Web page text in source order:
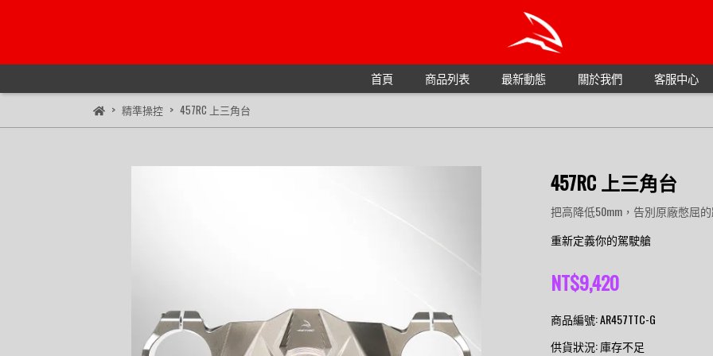
首頁 商品列表 最新動態 關於我們 客服中心
精準操控 457RC 上三角台
457RC 上三角台
把高降低50mm，告別原廠憋屈
重新定義你的駕駛艙
NT$9,420
商品編號:AR457TTC-G
供貨狀況:庫存不足